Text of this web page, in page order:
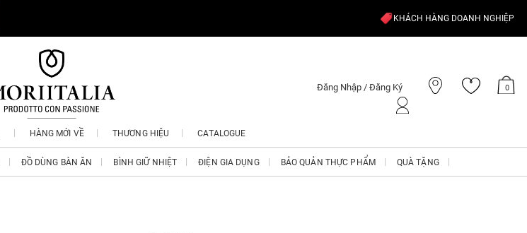
KHÁCH HÀNG DOANH NGHIỆP
Đăng Nhập / Đăng Ký 0
HÀNG MỚI VỀ THƯƠNG HIỆU CATALOGUE
ĐỒ DÙNG BÀN ĂN BÌNH GIỮ NHIỆT ĐIỆN GIA DỤNG BẢO QUẢN THỰC PHẨM QUÀ TẶNG